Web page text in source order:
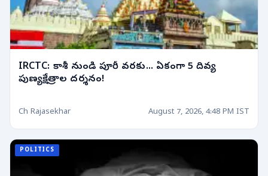
IRCTC: కాశీ నుండి పూరీ వరకు... ఏకంగా 5 దివ్య
పుణ్యక్షేత్రాల దర్శనం!
Ch Rajasekhar August 7, 2026, 4:48 PM IST
POLITICS